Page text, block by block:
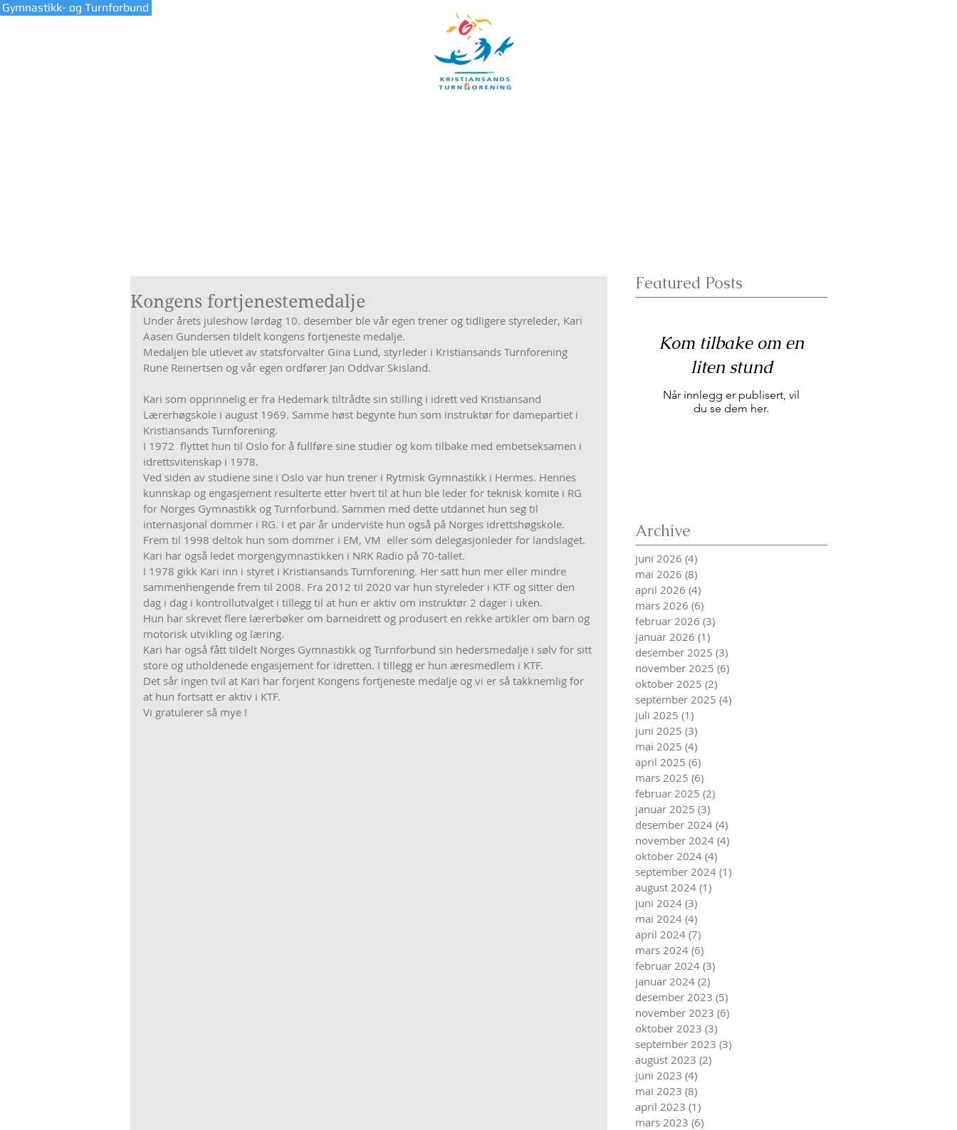
og Turnforbund
Kongens fortjenestemedalje
Under årets juleshow lørdag 10. desember ble vår egen trener og tidligere styreleder, Kari
Aasen Gundersen tildelt kongens fortjeneste medalje.
Medaljen ble utlevet av statsforvalter Gina Lund, styrleder i Kristiansands Turnforening
Rune Reinertsen og vår egen ordfører Jan Oddvar Skisland.
Kari som opprinnelig er fra Hedemark tiltrådte sin stilling i idrett ved Kristiansand
Lærerhøgskole i august 1969. Samme høst begynte hun som instruktør for damepartiet i
Kristiansands Turnforening.
I 1972  flyttet hun til Oslo for å fullføre sine studier og kom tilbake med embetseksamen i
idrettsvitenskap i 1978.
Ved siden av studiene sine i Oslo var hun trener i Rytmisk Gymnastikk i Hermes. Hennes
kunnskap og engasjement resulterte etter hvert til at hun ble leder for teknisk komite i RG
for Norges Gymnastikk og Turnforbund. Sammen med dette utdannet hun seg til
internasjonal dommer i RG. I et par år underviste hun også på Norges idrettshøgskole.
Frem til 1998 deltok hun som dommer i EM, VM  eller som delegasjonleder for landslaget.
Kari har også ledet morgengymnastikken i NRK Radio på 70-tallet.
I 1978 gikk Kari inn i styret i Kristiansands Turnforening. Her satt hun mer eller mindre
sammenhengende frem til 2008. Fra 2012 til 2020 var hun styreleder i KTF og sitter den
dag i dag i kontrollutvalget i tillegg til at hun er aktiv om instruktør 2 dager i uken.
Hun har skrevet flere lærerbøker om barneidrett og produsert en rekke artikler om barn og
motorisk utvikling og læring.
Kari har også fått tildelt Norges Gymnastikk og Turnforbund sin hedersmedalje i sølv for sitt
store og utholdenede engasjement for idretten. I tillegg er hun æresmedlem i KTF.
Det sår ingen tvil at Kari har forjent Kongens fortjeneste medalje og vi er så takknemlig for
at hun fortsatt er aktiv i KTF.
Vi gratulerer så mye !
Featured Posts
Kom tilbake om en
liten stund
Når innlegg er publisert, vil
du se dem her.
Archive
juni 2026 (4)
mai 2026 (8)
april 2026 (4)
mars 2026 (6)
februar 2026 (3)
januar 2026 (1)
desember 2025 (3)
november 2025 (6)
oktober 2025 (2)
september 2025 (4)
juli 2025 (1)
juni 2025 (3)
mai 2025 (4)
april 2025 (6)
mars 2025 (6)
februar 2025 (2)
januar 2025 (3)
desember 2024 (4)
november 2024 (4)
oktober 2024 (4)
september 2024 (1)
august 2024 (1)
juni 2024 (3)
mai 2024 (4)
april 2024 (7)
mars 2024 (6)
februar 2024 (3)
januar 2024 (2)
desember 2023 (5)
november 2023 (6)
oktober 2023 (3)
september 2023 (3)
august 2023 (2)
juni 2023 (4)
mai 2023 (8)
april 2023 (1)
mars 2023 (6)